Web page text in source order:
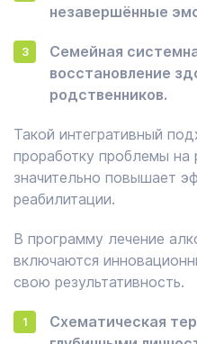
незавершённые
Семейная
восстановление
родственников.
Такой интегративный
проработку проблемы на
значительно повышает
реабилитации.
В программу лечение
включаются
свою результативность.
Схематическая